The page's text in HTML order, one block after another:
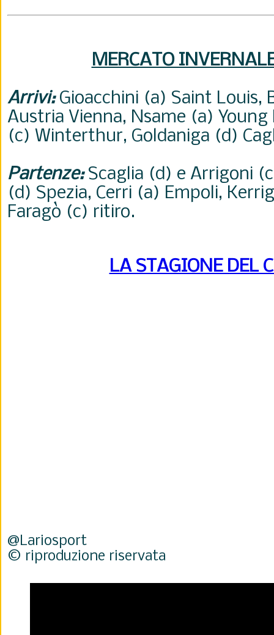
MERCATO
Arrivi:Gioacchini (a) Saint Louis,
Austria Vienna, Nsame (a) Young
(c) Winterthur, Goldaniga (d)
Partenze:Scaglia (d) e Arrigoni
(d) Spezia, Cerri (a) Empoli,
Faragò (c) ritiro.
LA STAGIONE DEL
@Lariosport
© riproduzione riservata